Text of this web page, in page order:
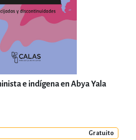
e indígena en Abya Yala
Gratuito